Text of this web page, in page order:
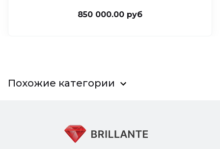
850 000.00 руб
Похожие категории